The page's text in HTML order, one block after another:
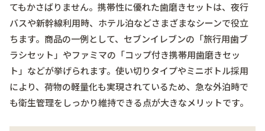
てもかさばりません。携帯性に優れた歯磨きセットは、夜行
バスや新幹線利用時、ホテル泊などさまざまなシーンで役立
ちます。商品の一例として、セブンイレブンの「旅行用歯ブ
ラシセット」やファミマの「コップ付き携帯用歯磨きセッ
ト」などが挙げられます。使い切りタイプやミニボトル採用
により、荷物の軽量化も実現されているため、急な外泊時で
も衛生管理をしっかり維持できる点が大きなメリットです。